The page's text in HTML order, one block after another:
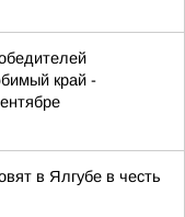
край -
в Ялгубе в честь